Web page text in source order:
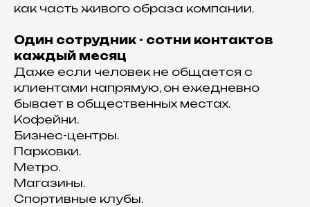
как часть живого образа компании.
Один сотрудник - сотни контактов
каждый месяц
Даже если человек не общается с
клиентами напрямую, он ежедневно
бывает в общественных местах.
Кофейни.
Бизнес-центры.
Парковки.
Метро.
Магазины.
Спортивные клубы.